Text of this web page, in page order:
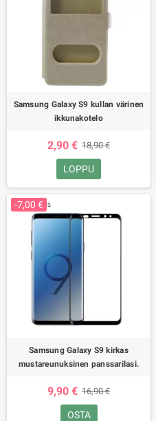
Samsung Galaxy S9 kullan värinen
ikkunakotelo
2,90 € 18,90 €
LOPPU
-7,00 €
Samsung Galaxy S9 kirkas
mustareunuksinen panssarilasi.
9,90 € 16,90 €
OSTA